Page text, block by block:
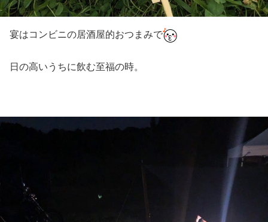
宴はコンビニの居酒屋的おつまみで
日の高いうちに飲む至福の時。